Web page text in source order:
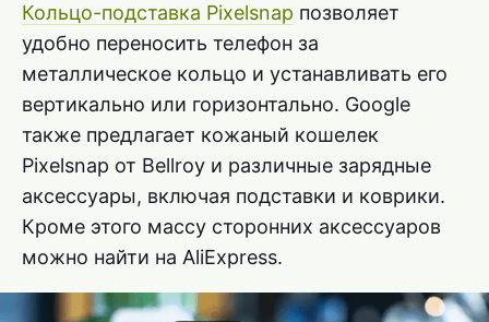
Кольцо-подставка Pixelsnap позволяет
удобно переносить телефон за
металлическое кольцо и устанавливать его
вертикально или горизонтально. Google
также предлагает кожаный кошелек
Pixelsnap от Bellroy и различные зарядные
аксессуары, включая подставки и коврики.
Кроме этого массу сторонних аксессуаров
можно найти на AliExpress.